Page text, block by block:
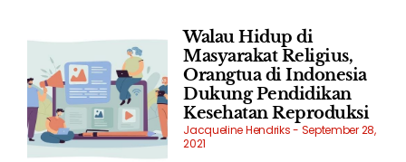
Walau Hidup di
Masyarakat Religius,
Orangtua di Indonesia
Dukung Pendidikan
Kesehatan Reproduksi
Jacqueline Hendriks September 28,
2021